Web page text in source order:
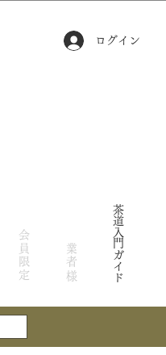
ログイン
会員限定 業者様 茶道入門ガイド